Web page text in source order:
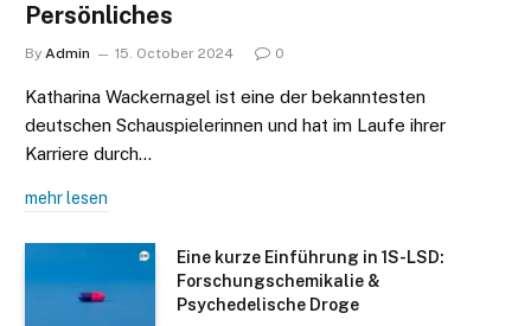
Persönliches
By Admin 15. October 2024 0
Katharina Wackernagel ist eine der bekanntesten
deutschen Schauspielerinnen und hat im Laufe ihrer
Karriere durch…
mehr lesen
Eine kurze Einführung in 1S-LSD:
Forschungschemikalie &
Psychedelische Droge